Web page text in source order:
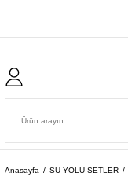
Anasayfa SU YOLU SETLER